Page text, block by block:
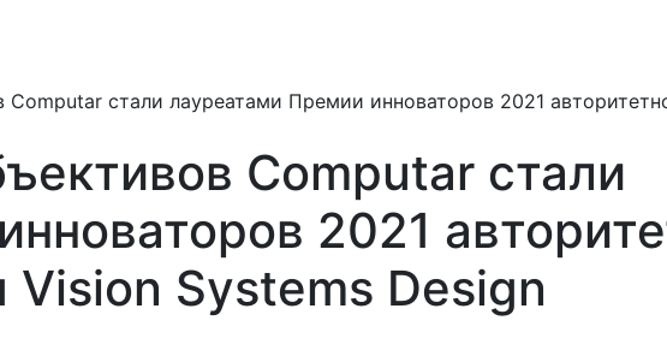
Computar стали лауреатами Премии инноваторов 2021
Computar стали
2021
Vision Systems Design